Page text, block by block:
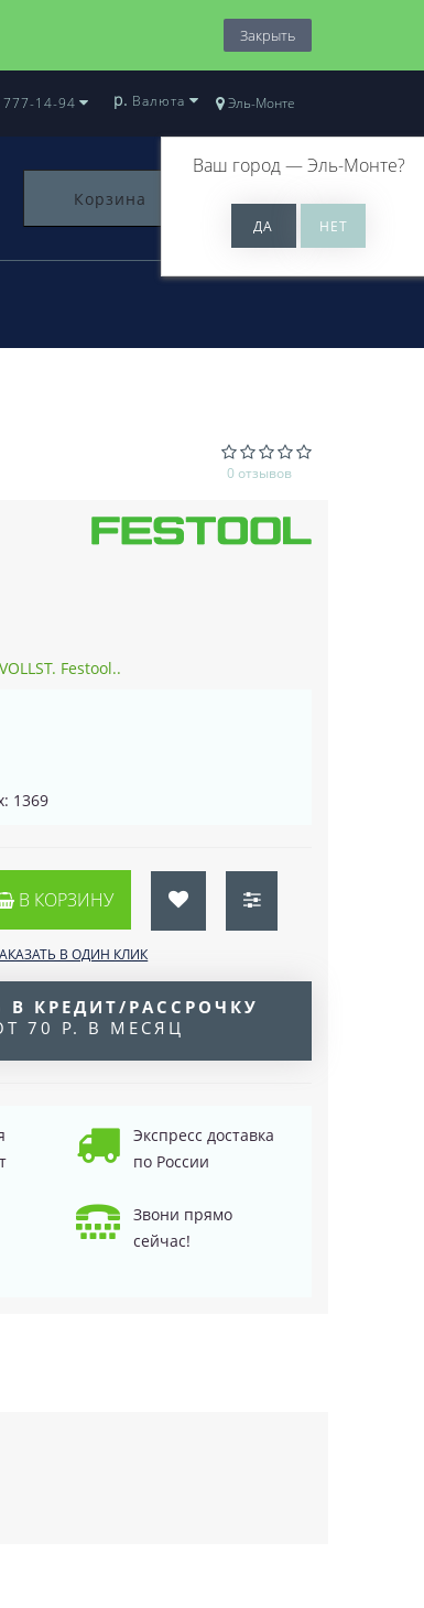
Закрыть
Эль-Монте
Ваш город —Эль-Монте?
14-94 р. Валюта
Корзина 0
0 отзывов
Festool..
1369
В КОРЗИНУ
В ОДИН КЛИК
В КРЕДИТ/РАССРОЧКУ
70 Р. В МЕСЯЦ
Экспресс доставка
по России
Звони прямо
сейчас!